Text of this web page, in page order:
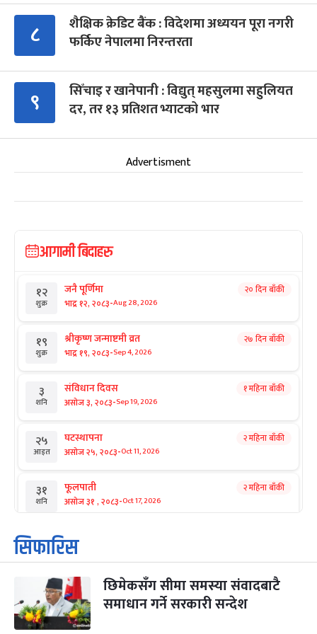
८
शैक्षिक क्रेडिट बैंक : विदेशमा अध्ययन पूरा नगरी
फर्किए नेपालमा निरन्तरता
९
सिँचाइ र खानेपानी : विद्युत् महसुलमा सहुलियत
दर, तर १३ प्रतिशत भ्याटको भार
Advertisment
आगामी बिदाहरु
१२
शुक्र
जनै पूर्णिमा
भाद्र १२, २०८३-Aug 28, 2026
२० दिन बाँकी
१९
शुक्र
श्रीकृष्ण जन्माष्टमी व्रत
भाद्र १९, २०८३-Sep 4, 2026
२७ दिन बाँकी
३
शनि
संविधान दिवस
असोज ३, २०८३-Sep 19, 2026
१ महिना बाँकी
२५
आइत
घटस्थापना
असोज २५, २०८३-Oct 11, 2026
२ महिना बाँकी
३१
शनि
फूलपाती
असोज ३१ , २०८३-Oct 17, 2026
२ महिना बाँकी
१
आइत
कार्तिक सङ्क्रान्ति
कार्तिक १, २०८३
३
मंगल
महानवमी
कार्तिक ३, २०८३-Oct 20, 2026
२ महिना बाँकी
सिफारिस
छिमेकसँग सीमा समस्या संवादबाटै
समाधान गर्ने सरकारी सन्देश